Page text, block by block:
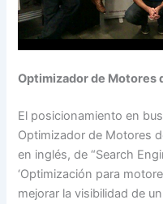
Optimizador de Motores
El posicionamiento en
Optimizador de Motores
en inglés, de “Search
‘Optimización para
mejorar la visibilidad de